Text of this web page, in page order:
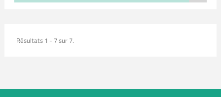
Résultats 1 - 7 sur 7.